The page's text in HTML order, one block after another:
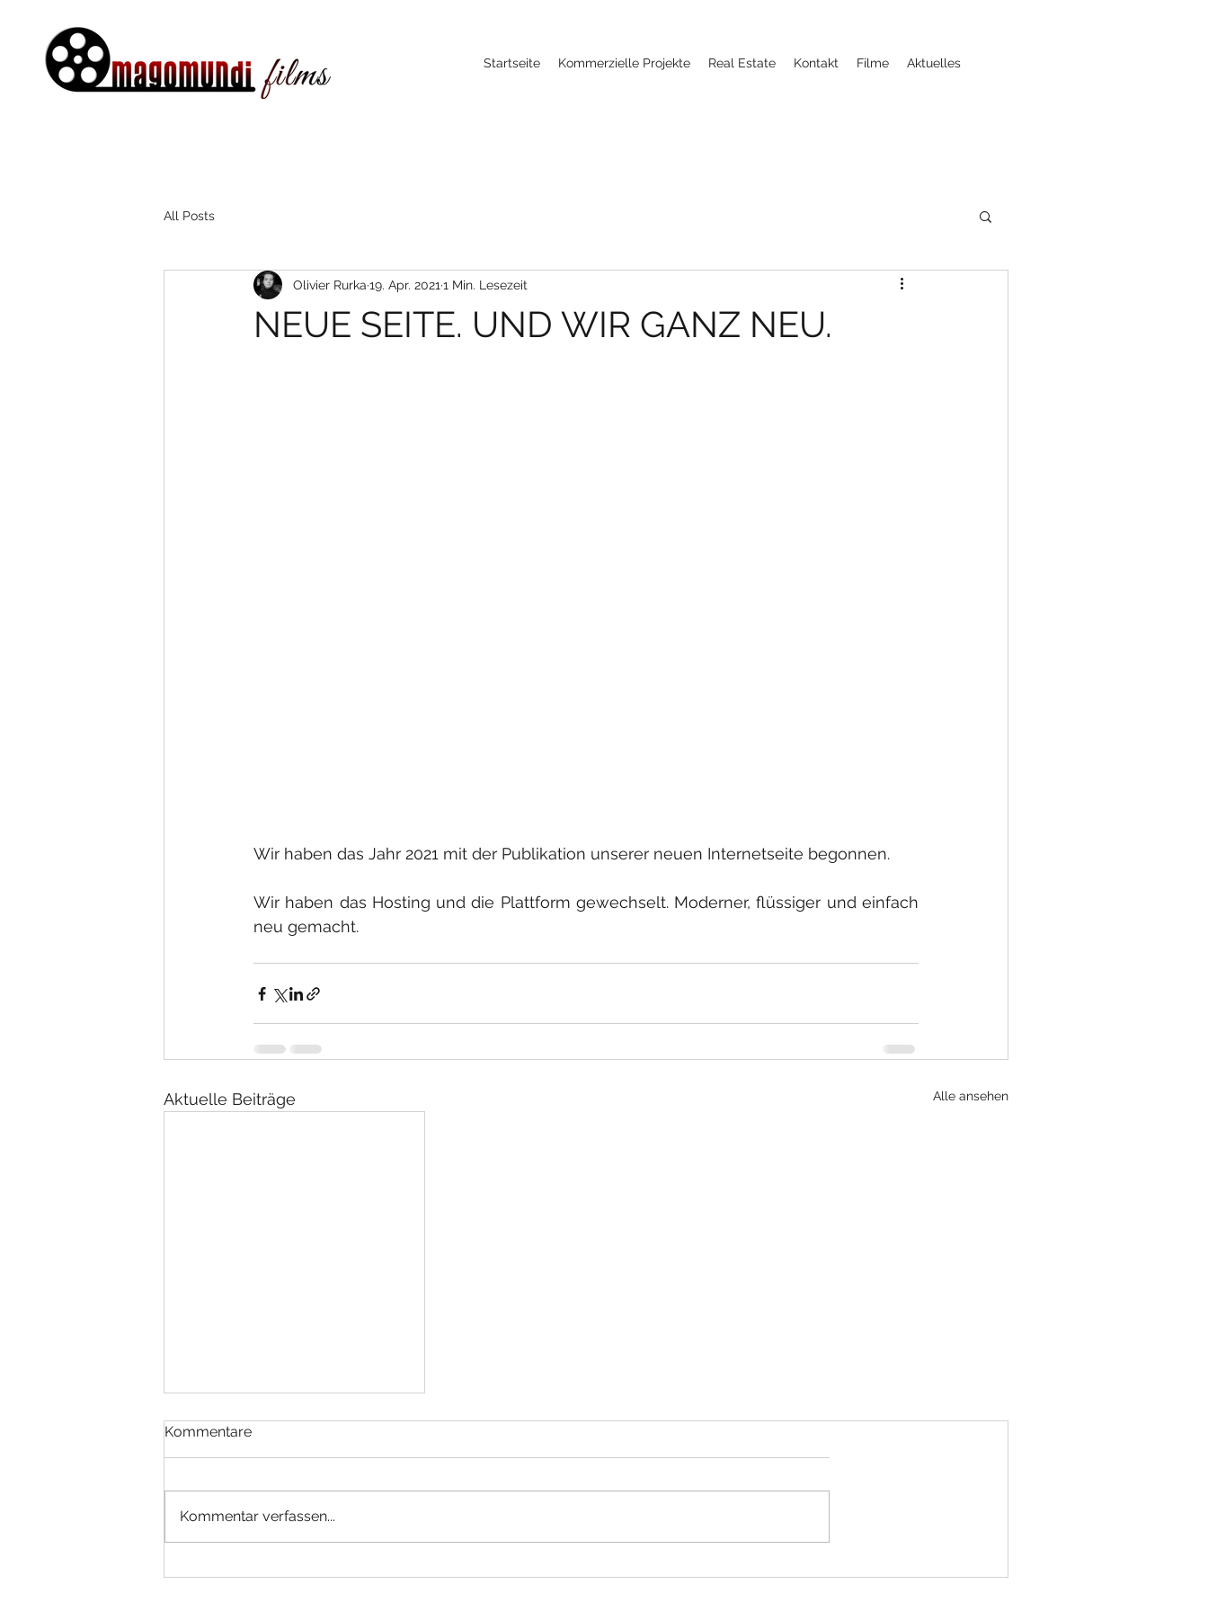
Startseite Kommerzielle Projekte Real Estate Kontakt Filme Aktuelles
All Posts
NEUE SEITE. UND WIR GANZ NEU.
Olivier Rurka 19. Apr. 2021 1 Min. Lesezeit
Wir haben das Jahr 2021 mit der Publikation unserer neuen Internetseite begonnen.
Wir haben das Hosting und die Plattform gewechselt. Moderner, flüssiger und einfach
neu gemacht.
Aktuelle Beiträge Alle ansehen
Kommentare
Kommentar verfassen...